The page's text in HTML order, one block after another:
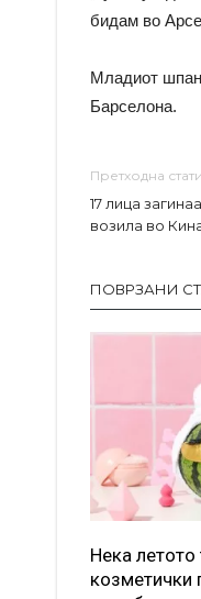
бидам во
Младиот
Барселона.
Претходна
17 лица
возила во
ПОВРЗАНИ
Нека летото
козметички